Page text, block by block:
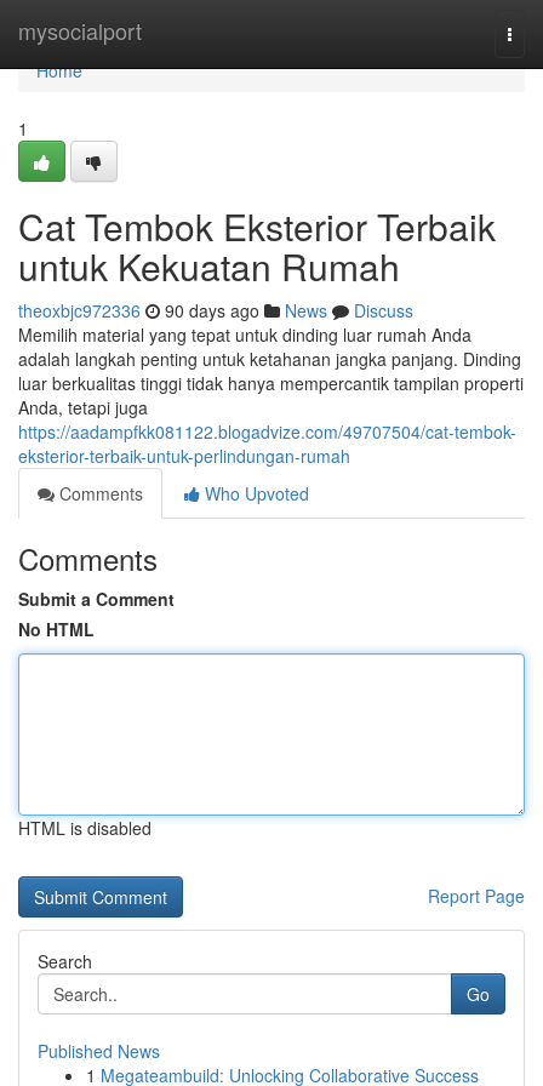
mysocialport
Home
Home
1
Cat Tembok Eksterior Terbaik
untuk Kekuatan Rumah
theoxbjc972336 90 days ago News
Discuss
Memilih material yang tepat untuk dinding luar rumah Anda
adalah langkah penting untuk ketahanan jangka panjang. Dinding
luar berkualitas tinggi tidak hanya mempercantik tampilan properti
Anda, tetapi juga
https://aadampfkk081122.blogadvize.com/49707504/cat-tembok-
eksterior-terbaik-untuk-perlindungan-rumah
Comments
Who Upvoted
Comments
Submit a Comment
No HTML
HTML is disabled
Report Page
Search
Go
Published News
1 Megateambuild: Unlocking Collaborative Success